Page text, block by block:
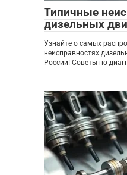
Типичные
дизельных
Узнайте о самых
неисправностях
России! Советы по